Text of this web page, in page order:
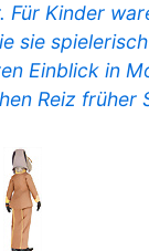
Kinder
sie
Einblick in
Reiz